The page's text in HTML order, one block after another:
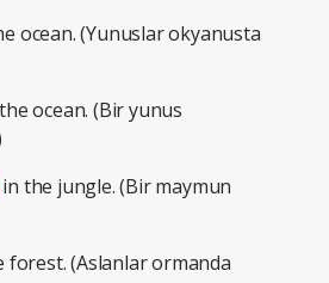
ocean. (Yunuslar okyanusta
ocean. (Bir yunus
in the jungle. (Bir maymun
forest. (Aslanlar ormanda